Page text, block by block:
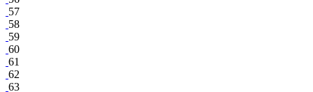
57
58
59
60
61
62
63